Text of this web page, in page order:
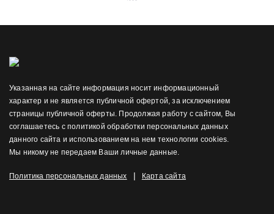
Указанная на сайте информация носит информационный
характер и не является публичной офертой, за исключением
страницы публичной оферты. Продолжая работу с сайтом, Вы
соглашаетесь с политикой обработки персональных данных
данного сайта и использованием на нем технологии cookies.
Мы никому не передаем Ваши личные данные.
Политика персональных данных | Карта сайта